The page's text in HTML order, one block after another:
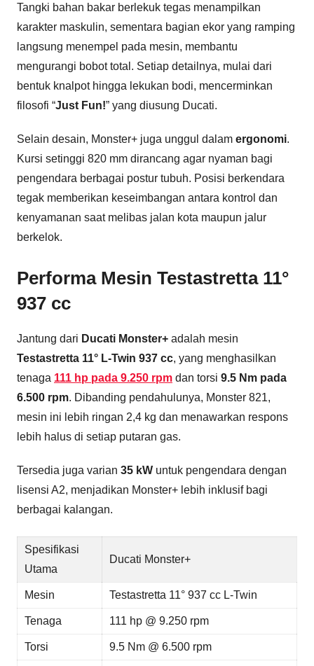
Tangki bahan bakar berlekuk tegas menampilkan
karakter maskulin, sementara bagian ekor yang ramping
langsung menempel pada mesin, membantu
mengurangi bobot total. Setiap detailnya, mulai dari
bentuk knalpot hingga lekukan bodi, mencerminkan
filosofi “Just Fun!” yang diusung Ducati.
Selain desain, Monster+ juga unggul dalam ergonomi.
Kursi setinggi 820 mm dirancang agar nyaman bagi
pengendara berbagai postur tubuh. Posisi berkendara
tegak memberikan keseimbangan antara kontrol dan
kenyamanan saat melibas jalan kota maupun jalur
berkelok.
Performa Mesin Testastretta 11°
937 cc
Jantung dari Ducati Monster+ adalah mesin
Testastretta 11° L-Twin 937 cc, yang menghasilkan
tenaga 111 hp pada 9.250 rpm dan torsi 9.5 Nm pada
6.500 rpm. Dibanding pendahulunya, Monster 821,
mesin ini lebih ringan 2,4 kg dan menawarkan respons
lebih halus di setiap putaran gas.
Tersedia juga varian 35 kW untuk pengendara dengan
lisensi A2, menjadikan Monster+ lebih inklusif bagi
berbagai kalangan.
Spesifikasi
Utama
Ducati Monster+
Mesin Testastretta 11° 937 cc L-Twin
Tenaga 111 hp @ 9.250 rpm
Torsi 9.5 Nm @ 6.500 rpm